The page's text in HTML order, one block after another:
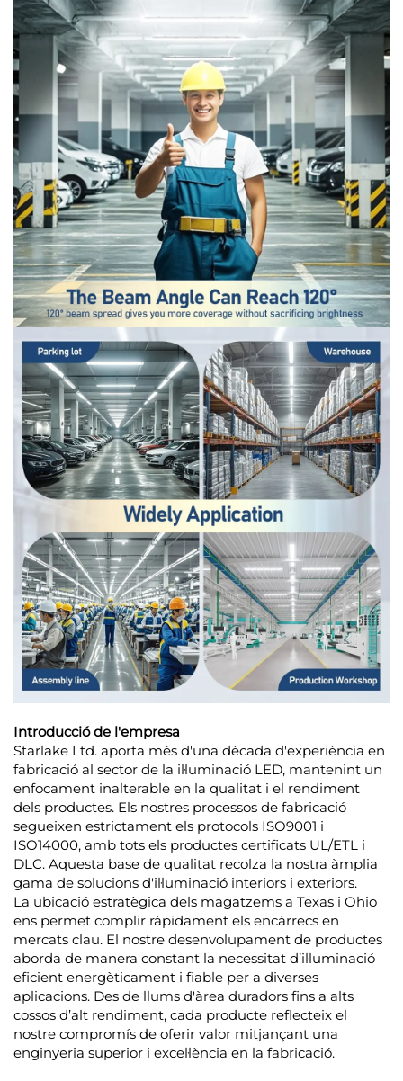
Introducció de l'empresa
Starlake Ltd. aporta més d'una dècada d'experiència en
fabricació al sector de la il·luminació LED, mantenint un
enfocament inalterable en la qualitat i el rendiment
dels productes. Els nostres processos de fabricació
segueixen estrictament els protocols ISO9001 i
ISO14000, amb tots els productes certificats UL/ETL i
DLC. Aquesta base de qualitat recolza la nostra àmplia
gama de solucions d'il·luminació interiors i exteriors.
La ubicació estratègica dels magatzems a Texas i Ohio
ens permet complir ràpidament els encàrrecs en
mercats clau. El nostre desenvolupament de productes
aborda de manera constant la necessitat d’il·luminació
eficient energèticament i fiable per a diverses
aplicacions. Des de llums d'àrea duradors fins a alts
cossos d’alt rendiment, cada producte reflecteix el
nostre compromís de oferir valor mitjançant una
enginyeria superior i excel·lència en la fabricació.